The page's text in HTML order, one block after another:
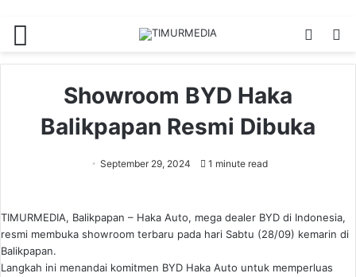
Switch
Showroom BYD Haka
Balikpapan Resmi Dibuka
September 29, 2024 1 minute read
TIMURMEDIA, Balikpapan – Haka Auto, mega dealer BYD di Indonesia,
resmi membuka showroom terbaru pada hari Sabtu (28/09) kemarin di
Balikpapan.
Langkah ini menandai komitmen BYD Haka Auto untuk memperluas